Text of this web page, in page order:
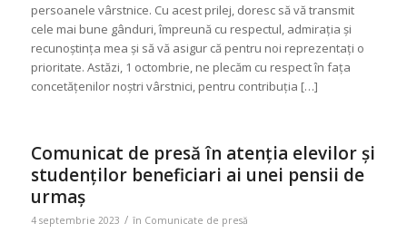
persoanele vârstnice. Cu acest prilej, doresc să vă transmit
cele mai bune gânduri, împreună cu respectul, admiraţia şi
recunoştinţa mea şi să vă asigur că pentru noi reprezentaţi o
prioritate. Astăzi, 1 octombrie, ne plecăm cu respect în fața
concetățenilor noștri vârstnici, pentru contribuția […]
Comunicat de presă în atenția elevilor și
studenților beneficiari ai unei pensii de
urmaș
4 septembrie 2023 / în Comunicate de presă